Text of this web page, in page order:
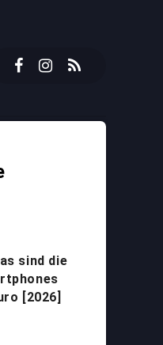
sind die
[2026]